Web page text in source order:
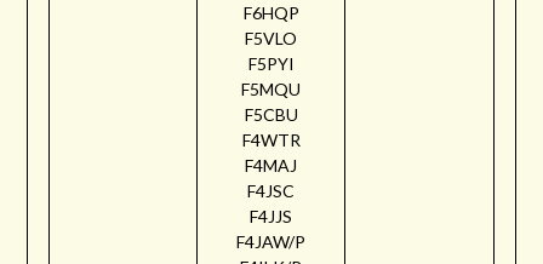
F6HQP
F5VLO
F5PYI
F5MQU
F5CBU
F4WTR
F4MAJ
F4JSC
F4JJS
F4JAW/P